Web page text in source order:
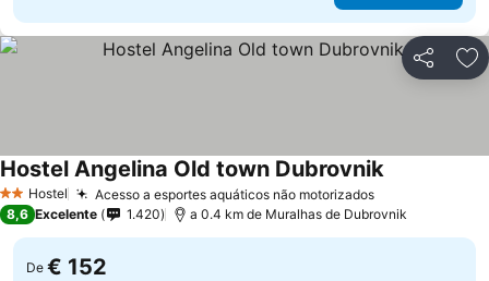
Partilhar
2 Estrelas
Hostel Acesso a esportes aquáticos não motorizados
Hostel Angelina Old town Dubrovnik
8,6 Excelente 1.420 a 0.4 km de Muralhas de Dubrovnik
De € 152